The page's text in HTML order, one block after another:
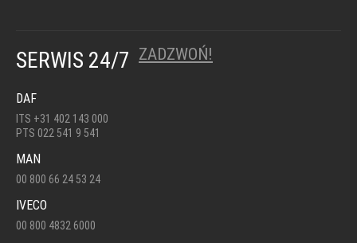
SERWIS 24/7 ZADZWOŃ!
DAF
ITS +31 402 143 000
PTS 022 541 9 541
MAN
00 800 66 24 53 24
IVECO
00 800 4832 6000